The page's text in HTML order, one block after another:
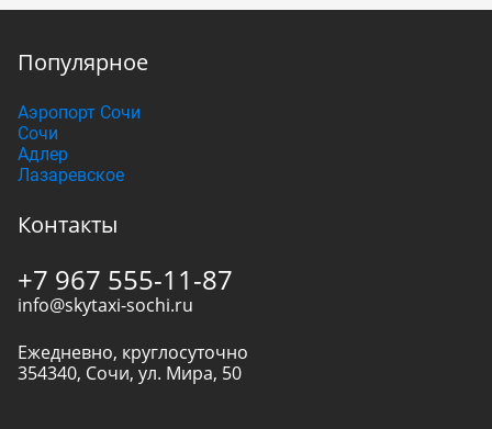
Популярное
Аэропорт Сочи
Сочи
Адлер
Лазаревское
Контакты
+7 967 555-11-87
info@skytaxi-sochi.ru
Ежедневно, круглосуточно
354340, Сочи, ул. Мира, 50